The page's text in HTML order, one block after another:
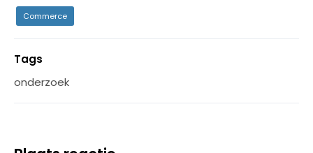
Commerce
Tags
onderzoek